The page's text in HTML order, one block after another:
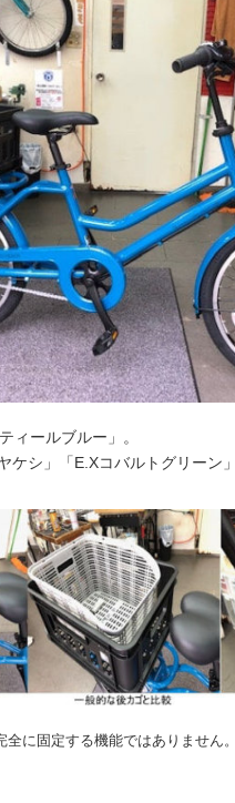
ィールブルー」。
ケシ」「E.Xコバルトグリーン
に固定する機能ではありません